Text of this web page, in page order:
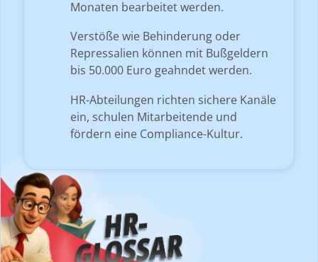
Monaten bearbeitet werden.
Verstöße wie Behinderung oder
Repressalien können mit Bußgeldern
bis 50.000 Euro geahndet werden.
HR-Abteilungen richten sichere Kanäle
ein, schulen Mitarbeitende und
fördern eine Compliance-Kultur.